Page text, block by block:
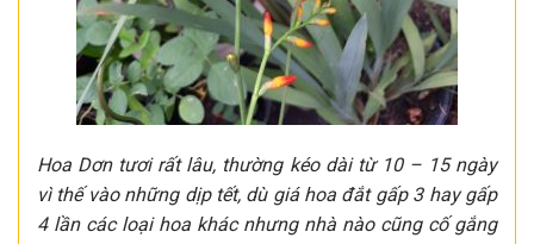
Hoa Dơn tươi rất lâu, thường kéo dài từ 10 – 15 ngày
vì thế vào những dịp tết, dù giá hoa đắt gấp 3 hay gấp
4 lần các loại hoa khác nhưng nhà nào cũng cố gắng